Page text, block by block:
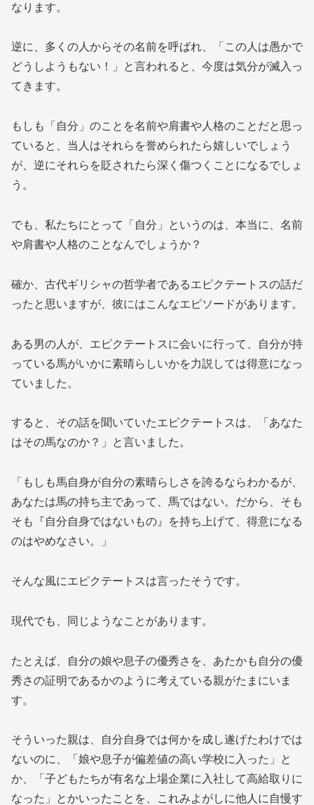
なります。
逆に、多くの人からその名前を呼ばれ、「この人は愚かで
どうしようもない！」と言われると、今度は気分が滅入っ
てきます。
もしも「自分」のことを名前や肩書や人格のことだと思っ
ていると、当人はそれらを誉められたら嬉しいでしょう
が、逆にそれらを貶されたら深く傷つくことになるでしょ
う。
でも、私たちにとって「自分」というのは、本当に、名前
や肩書や人格のことなんでしょうか？
確か、古代ギリシャの哲学者であるエピクテートスの話だ
ったと思いますが、彼にはこんなエピソードがあります。
ある男の人が、エピクテートスに会いに行って、自分が持
っている馬がいかに素晴らしいかを力説しては得意になっ
ていました。
すると、その話を聞いていたエピクテートスは、「あなた
はその馬なのか？」と言いました。
「もしも馬自身が自分の素晴らしさを誇るならわかるが、
あなたは馬の持ち主であって、馬ではない。だから、そも
そも『自分自身ではないもの』を持ち上げて、得意になる
のはやめなさい。」
そんな風にエピクテートスは言ったそうです。
現代でも、同じようなことがあります。
たとえば、自分の娘や息子の優秀さを、あたかも自分の優
秀さの証明であるかのように考えている親がたまにいま
す。
そういった親は、自分自身では何かを成し遂げたわけでは
ないのに、「娘や息子が偏差値の高い学校に入った」と
か、「子どもたちが有名な上場企業に入社して高給取りに
なった」とかいったことを、これみよがしに他人に自慢す